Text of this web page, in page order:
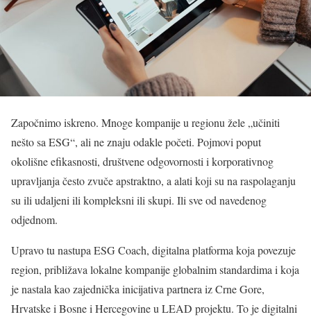
Započnimo iskreno. Mnoge kompanije u regionu žele „učiniti
nešto sa ESG“, ali ne znaju odakle početi. Pojmovi poput
okolišne efikasnosti, društvene odgovornosti i korporativnog
upravljanja često zvuče apstraktno, a alati koji su na raspolaganju
su ili udaljeni ili kompleksni ili skupi. Ili sve od navedenog
odjednom.
Upravo tu nastupa ESG Coach, digitalna platforma koja povezuje
region, približava lokalne kompanije globalnim standardima i koja
je nastala kao zajednička inicijativa partnera iz Crne Gore,
Hrvatske i Bosne i Hercegovine u LEAD projektu. To je digitalni